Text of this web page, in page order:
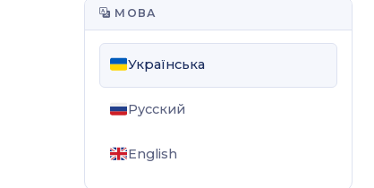
МОВА
Українська
Русский
English